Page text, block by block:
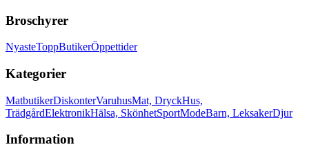
Broschyrer
NyasteToppButikerÖppettider
Kategorier
MatbutikerDiskonterVaruhusMat, DryckHus,
TrädgårdElektronikHälsa, SkönhetSportModeBarn, LeksakerDjur
Information